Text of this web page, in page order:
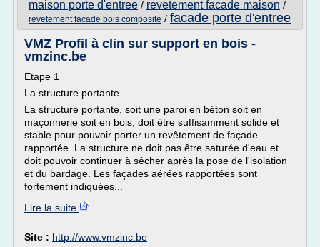
maison porte d'entree / revetement facade maison /
revetement facade bois composite / facade porte d'entree
VMZ Profil à clin sur support en bois -
vmzinc.be
Etape 1
La structure portante
La structure portante, soit une paroi en béton soit en
maçonnerie soit en bois, doit être suffisamment solide et
stable pour pouvoir porter un revêtement de façade
rapportée. La structure ne doit pas être saturée d'eau et
doit pouvoir continuer à sêcher après la pose de l'isolation
et du bardage. Les façades aérées rapportées sont
fortement indiquées...
Lire la suite
Site : http://www.vmzinc.be